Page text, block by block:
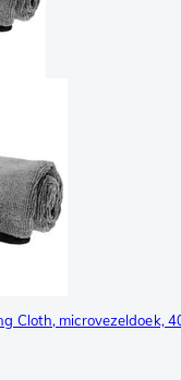
Cloth, microvezeldoek,